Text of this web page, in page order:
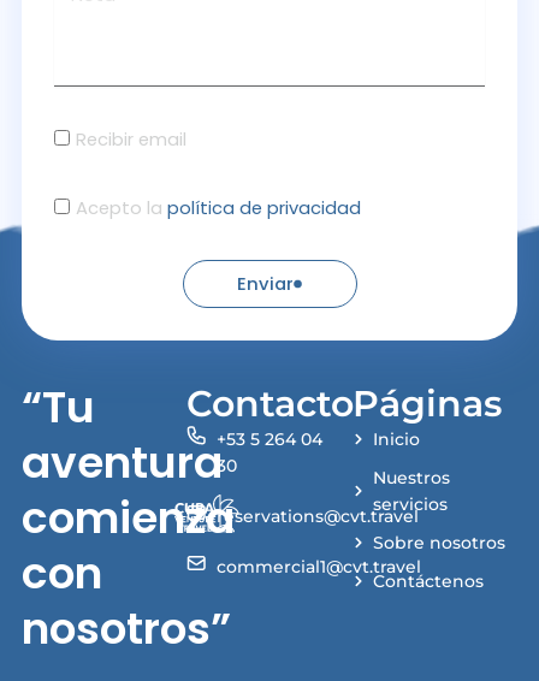
Recibir email
Acepto la política de privacidad
Enviar
“Tu
aventura
comienza
con
nosotros”
Contacto
+53 5 264 04
30
reservations@cvt.travel
commercial1@cvt.travel
Páginas
Inicio
Nuestros
servicios
Sobre nosotros
Contáctenos